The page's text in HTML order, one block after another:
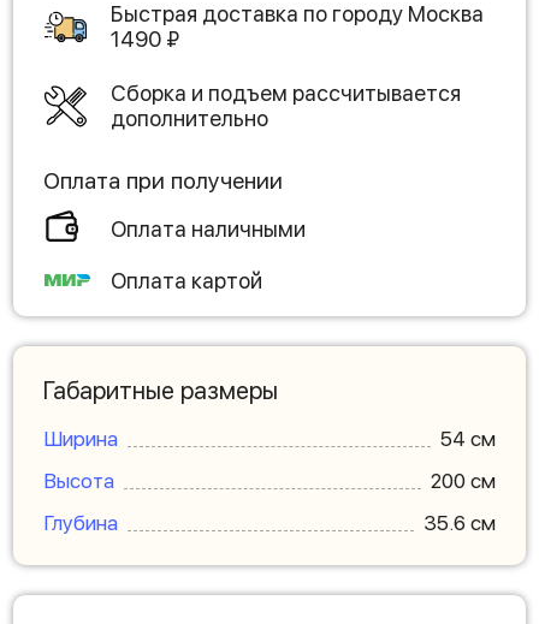
Быстрая доставка по городу Москва
1490 ₽
Сборка и подъем рассчитывается
дополнительно
Оплата при получении
Оплата наличными
Оплата картой
Габаритные размеры
Ширина
54 см
Высота
200 см
Глубина
35.6 см